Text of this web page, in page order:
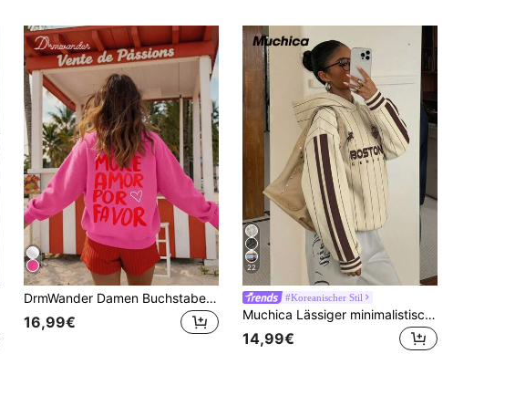
DrmWander Damen Buchstaben-Muster Lässig Rundhals Langarm Sweatshirt
16,99€
22
#Koreanischer Stil
Muchica Lässiger minimalistischer Stil sportlicher Kontrast-Farbplatzierungs-Muster leichter Sweatshirt, geeignet für Herbst/Winter & Frühling/Sommer
14,99€